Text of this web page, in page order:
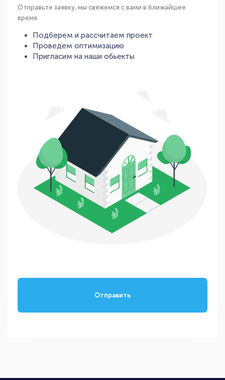
Отправьте заявку, мы свяжемся с вами в ближайшее
время.
Подберем и рассчитаем проект
Проведем оптимизацию
Пригласим на наши обьекты
Отправить